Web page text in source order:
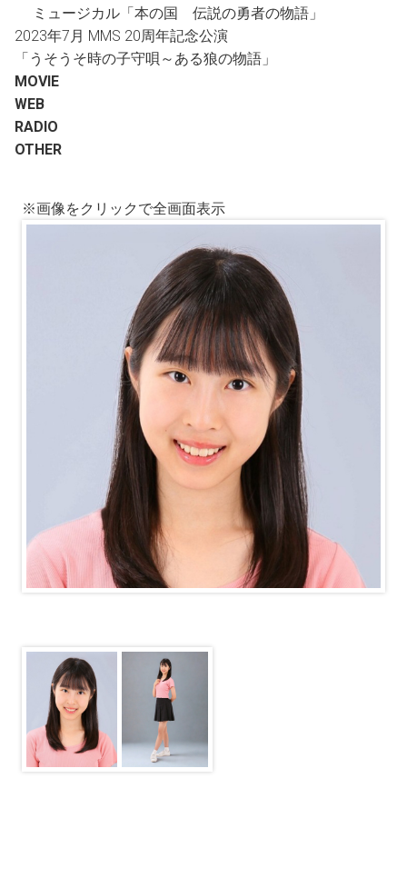
ミュージカル「本の国 伝説の勇者の物語」
2023年7月 MMS 20周年記念公演
「うそうそ時の子守唄～ある狼の物語」
MOVIE
WEB
RADIO
OTHER
※画像をクリックで全画面表示